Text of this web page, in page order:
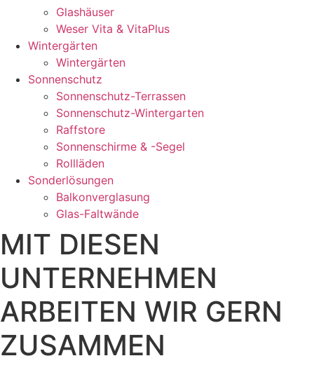
Glashäuser
Weser Vita & VitaPlus
Wintergärten
Wintergärten
Sonnenschutz
Sonnenschutz-Terrassen
Sonnenschutz-Wintergarten
Raffstore
Sonnenschirme & -Segel
Rollläden
Sonderlösungen
Balkonverglasung
Glas-Faltwände
MIT DIESEN
UNTERNEHMEN
ARBEITEN WIR GERN
ZUSAMMEN